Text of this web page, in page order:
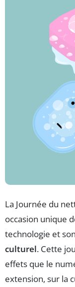
La Journée du
occasion unique
technologie et
culturel. Cette
effets que le
extension, sur la